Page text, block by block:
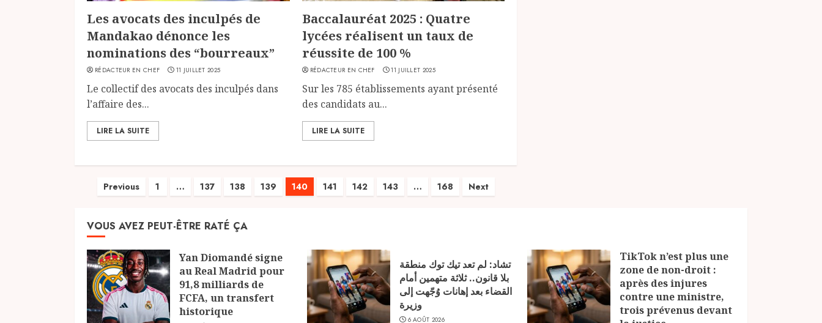
Les avocats des inculpés de
Mandakao dénonce les
nominations des “bourreaux”
RÉDACTEUR EN CHEF 11 JUILLET 2025
Le collectif des avocats des inculpés dans
l’affaire des...
LIRE LA SUITE
Baccalauréat 2025 : Quatre
lycées réalisent un taux de
réussite de 100 %
RÉDACTEUR EN CHEF 11 JUILLET 2025
Sur les 785 établissements ayant présenté
des candidats au...
LIRE LA SUITE
Pagination
publications
Previous 1 … 137 138 139 140 141 142 143 … 168 Next
VOUS AVEZ PEUT-ÊTRE RATÉ ÇA
Yan Diomandé signe
au Real Madrid pour
91,8 milliards de
FCFA, un transfert
historique
تشاد: لم تعد تيك توك منطقة
بلا قانون.. ثلاثة متهمين أمام
القضاء بعد إهانات وُجّهت إلى
وزيرة
6 AOÛT 2026
TikTok n’est plus une
zone de non-droit :
après des injures
contre une ministre,
trois prévenus devant